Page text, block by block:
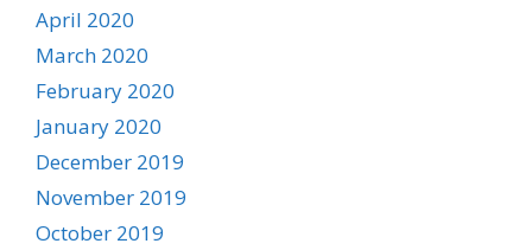
April 2020
March 2020
February 2020
January 2020
December 2019
November 2019
October 2019